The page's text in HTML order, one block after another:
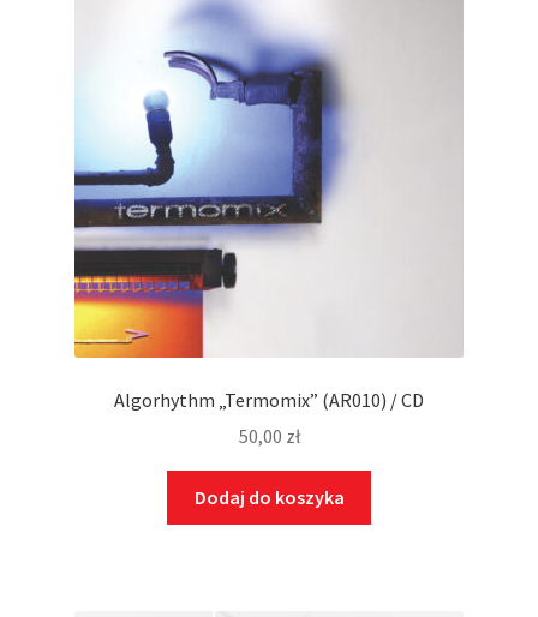
Algorhythm „Termomix” (AR010) / CD
50,00 zł
Dodaj do koszyka